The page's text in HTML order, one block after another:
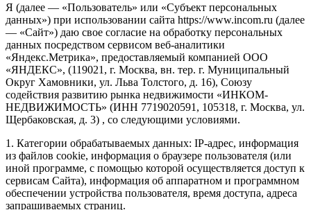
Я (далее — «Пользователь» или «Субъект персональных
данных») при использовании сайта https://www.incom.ru (далее
— «Сайт») даю свое согласие на обработку персональных
данных посредством сервисом веб-аналитики
«Яндекс.Метрика», предоставляемый компанией ООО
«ЯНДЕКС», (119021, г. Москва, вн. тер. г. Муниципальный
Округ Хамовники, ул. Льва Толстого, д. 16), Союзу
содействия развитию рынка недвижимости «ИНКОМ-
НЕДВИЖИМОСТЬ» (ИНН 7719020591, 105318, г. Москва, ул.
Щербаковская, д. 3) , со следующими условиями.
1. Категории обрабатываемых данных: IP-адрес, информация
из файлов cookie, информация о браузере пользователя (или
иной программе, с помощью которой осуществляется доступ к
сервисам Сайта), информация об аппаратном и программном
обеспечении устройства пользователя, время доступа, адреса
запрашиваемых страниц.